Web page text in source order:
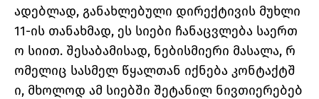
ადებლად, განახლებული დირექტივის მუხლი
11-ის თანახმად, ეს სიები ჩანაცვლება საერთ
ო სიით. შესაბამისად, ნებისმიერი მასალა, რ
ომელიც სასმელ წყალთან იქნება კონტაქტშ
ი, მხოლოდ ამ სიებში შეტანილ ნივთიერებებ